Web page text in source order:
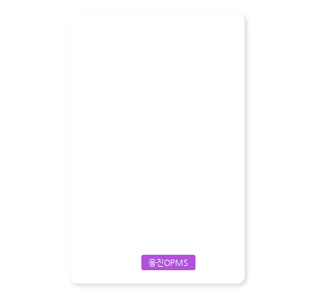
웅진OPMS